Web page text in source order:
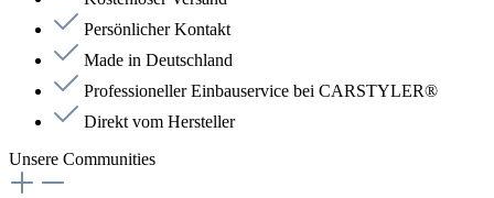
Persönlicher Kontakt
Made in Deutschland
Professioneller Einbauservice bei CARSTYLER®
Direkt vom Hersteller
Unsere Communities